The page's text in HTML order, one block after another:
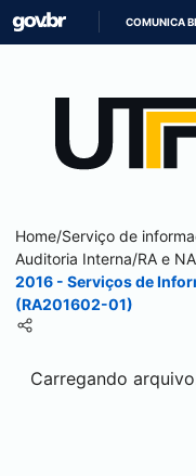
COMUNICA
Home/Serviço de
Auditoria Interna/RA e
2016 - Serviços de
(RA201602-01)
Carregando